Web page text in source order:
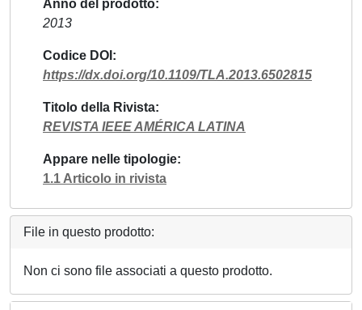
Anno del prodotto
2013
Codice DOI
https://dx.doi.org/10.1109/TLA.2013.6502815
Titolo della Rivista
REVISTA IEEE AMÉRICA LATINA
Appare nelle tipologie
1.1 Articolo in rivista
File in questo prodotto:
Non ci sono file associati a questo prodotto.